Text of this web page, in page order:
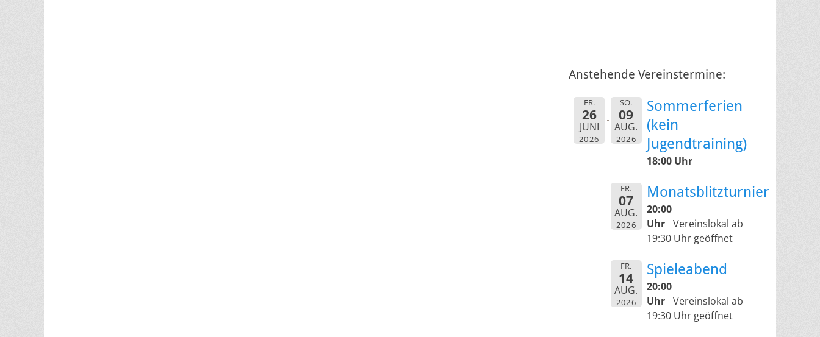
Anstehende Vereinstermine:
FR.
26
JUNI
2026
SO.
09
AUG.
2026
Sommerferien
(kein
Jugendtraining)
18:00 Uhr
FR.
07
AUG.
2026
Monatsblitzturnier
20:00
Uhr Vereinslokal ab
19:30 Uhr geöffnet
FR.
14
AUG.
2026
Spieleabend
20:00
Uhr Vereinslokal ab
19:30 Uhr geöffnet